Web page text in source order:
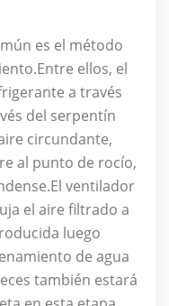
es el método
ellos, el
a través
del serpentín
circundante,
al punto de rocío,
ventilador
el aire filtrado a
luego
de agua
también estará